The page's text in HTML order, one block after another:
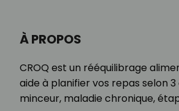
À PROPOS
CROQ est un rééquilibrage
aide à planifier vos repas selon
minceur, maladie chronique,